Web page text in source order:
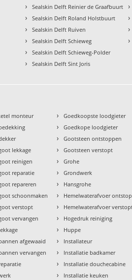
› Sealskin Delft Reinier de Graafbuurt
› Sealskin Delft Roland Holstbuurt
› Sealskin Delft Ruiven
› Sealskin Delft Schieweg
› Sealskin Delft Schieweg-Polder
› Sealskin Delft Sint Joris
›
›
›
›
monteur
lekkage
reinigen
reparatie
repareren
schoonmaken
verstopt
vervangen
afgewaaid
vervangen
› Goedkoopste loodgieter
› Goedkope loodgieter
› Gootsteen ontstoppen
› Gootsteen verstopt
› Grohe
› Grondwerk
› Hansgrohe
› Hemelwaterafvoer
› Hemelwaterafvoer
› Hogedruk reiniging
› Huppe
› Installateur
› Installatie badkamer
› Installatie douchecabine
› Installatie keuken